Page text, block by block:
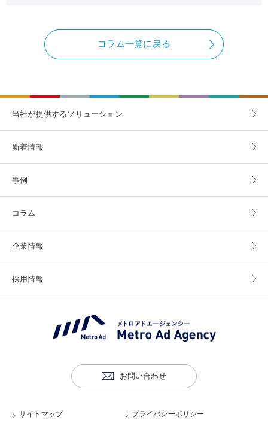
コラム一覧に戻る
当社が提供する ソリューション
新着情報
事例
コラム
企業情報
採用情報
お問い合わせ
サイトマップ プライバシーポリシー